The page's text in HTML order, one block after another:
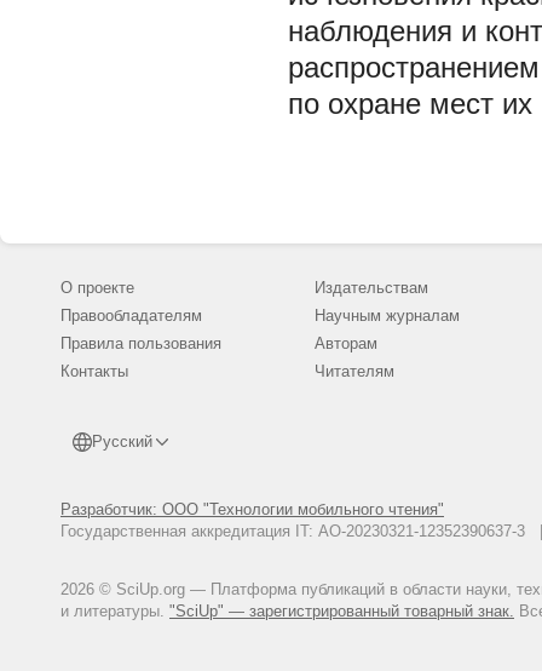
наблюдения и
по охране мест их
О проекте
Правообладателям
Правила пользования
Контакты
Русский
Разработчик: ООО "Технологии мобильного чтения"
Государственная аккредитация IT: АО-20230321-
2026 © SciUp.org — Платформа публикаций в области науки,
и литературы. "SciUp" — зарегистрированный товарный знак.
Издательствам
Научным журналам
Авторам
Читателям